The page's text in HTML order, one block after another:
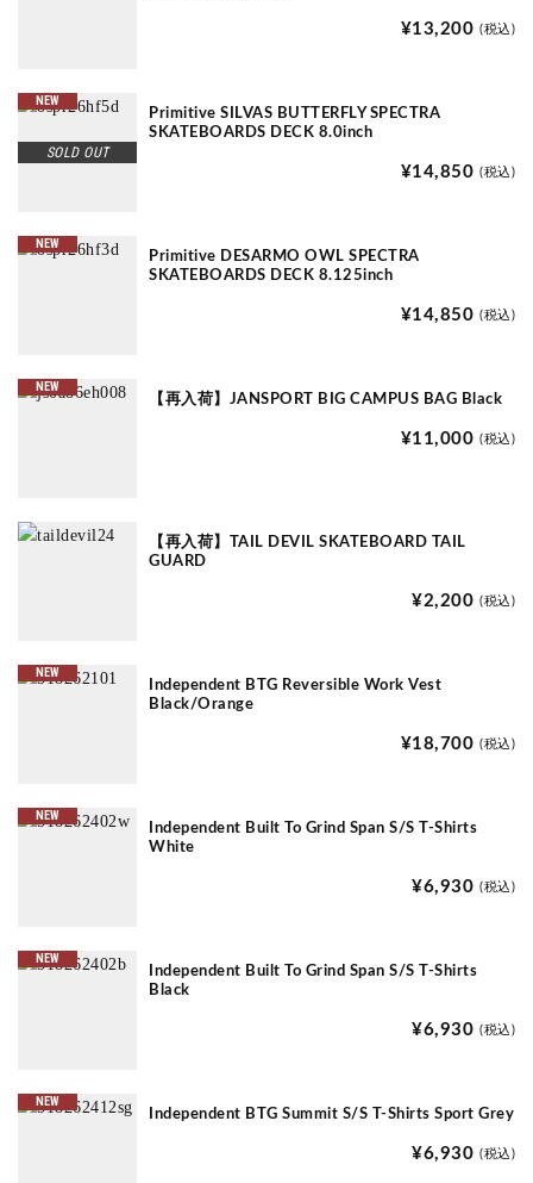
¥13,200 (税込)
NEW
SOLD OUT
Primitive SILVAS BUTTERFLY SPECTRA
SKATEBOARDS DECK 8.0inch
¥14,850 (税込)
NEW
Primitive DESARMO OWL SPECTRA
SKATEBOARDS DECK 8.125inch
¥14,850 (税込)
NEW
【再入荷】JANSPORT BIG CAMPUS BAG Black
¥11,000 (税込)
【再入荷】TAIL DEVIL SKATEBOARD TAIL
GUARD
¥2,200 (税込)
NEW
Independent BTG Reversible Work Vest
Black/Orange
¥18,700 (税込)
NEW
Independent Built To Grind Span S/S T-Shirts
White
¥6,930 (税込)
NEW
Independent Built To Grind Span S/S T-Shirts
Black
¥6,930 (税込)
NEW
Independent BTG Summit S/S T-Shirts Sport Grey
¥6,930 (税込)